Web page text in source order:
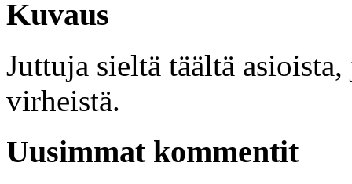
Kuvaus
Juttuja sieltä täältä
virheistä.
Uusimmat kommentit